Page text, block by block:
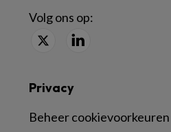
Volg ons op:
Privacy
Beheer cookievoorkeuren